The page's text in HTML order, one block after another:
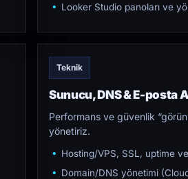
Looker Studio panoları ve
Teknik
Sunucu, DNS & E-posta
Performans ve güvenlik
yönetiriz.
Hosting/VPS, SSL, uptime
Domain/DNS yönetimi